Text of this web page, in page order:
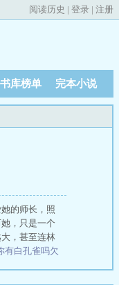
阅读历史 | 登录 | 注册
书库榜单 完本小说
的师长，照
，只是一个
，甚至连林
有白孔雀吗欠